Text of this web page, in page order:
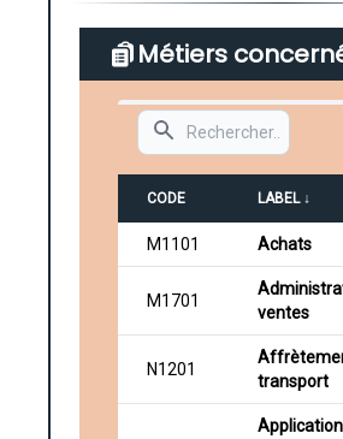
Métiers
Search
CODE LABEL ↓
M1101 Achats
M1701
ventes
N1201
transport